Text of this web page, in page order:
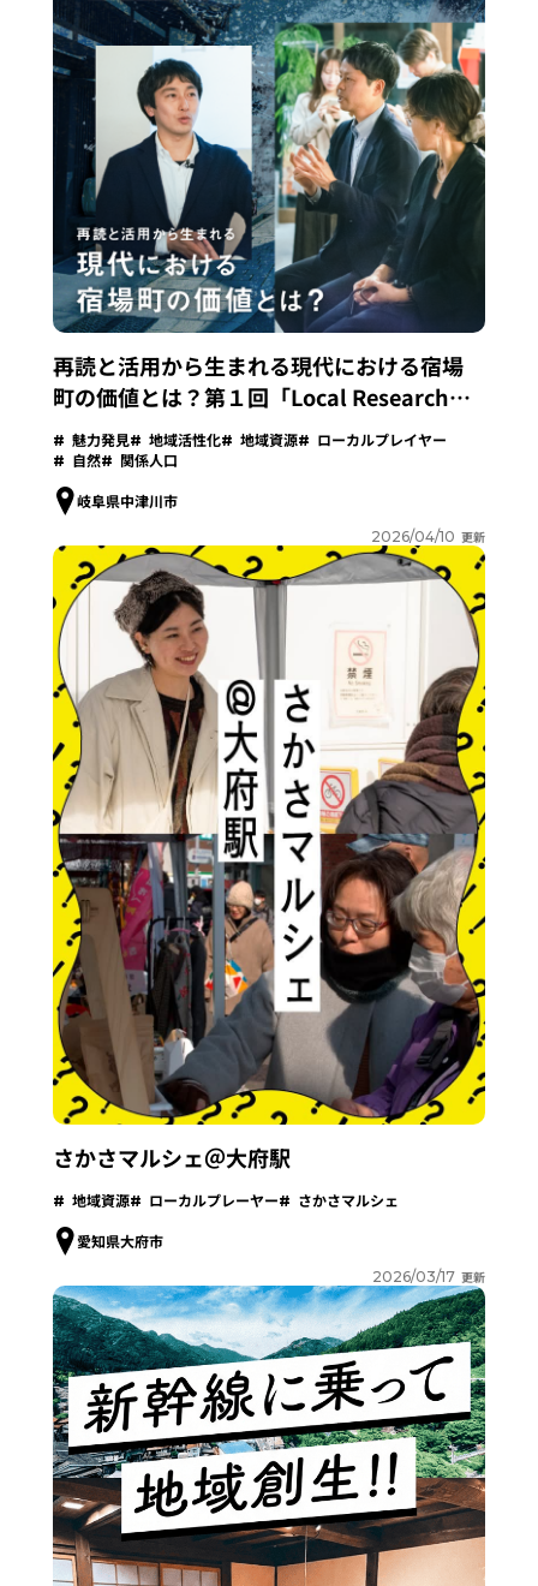
再読と活用から生まれる現代における宿場
町の価値とは？第１回「Local Research
Lab」開催レポート
魅力発見 地域活性化 地域資源
ローカルプレイヤー
自然
関係人口
岐阜県中津川市
2026/04/10 更新
さかさマルシェ＠大府駅
地域資源 ローカルプレーヤー さかさマルシェ
愛知県大府市
2026/03/17 更新